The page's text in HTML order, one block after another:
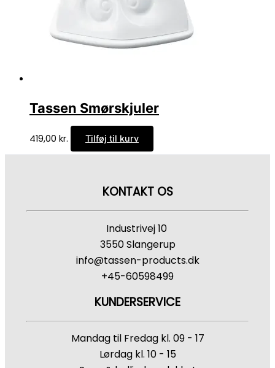
Tassen Smørskjuler
419,00 kr. Tilføj til kurv
KONTAKT OS
Industrivej 10
3550 Slangerup
info@tassen-products.dk
+45-60598499
KUNDERSERVICE
Mandag til Fredag kl. 09 - 17
Lørdag kl. 10 - 15